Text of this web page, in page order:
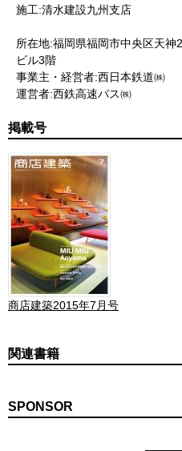
施工:清水建設九州支店
所在地:福岡県福岡市中央区天
ビル3階
事業主・経営者:西日本鉄道㈱
運営者:西鉄高速バス㈱
掲載号
商店建築2015年7月号
関連書籍
SPONSOR